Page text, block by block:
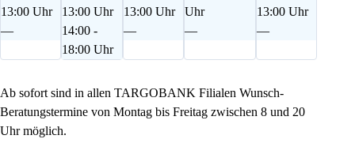
13:00 Uhr
—
13:00 Uhr
14:00 -
18:00 Uhr
13:00 Uhr
—
Uhr
—
13:00 Uhr
—
Ab sofort sind in allen TARGOBANK Filialen Wunsch-
Beratungstermine von Montag bis Freitag zwischen 8 und 20
Uhr möglich.